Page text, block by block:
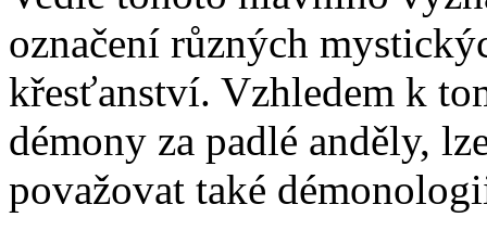
označení různých
křesťanství. Vzhledem k
démony za padlé anděly,
považovat také